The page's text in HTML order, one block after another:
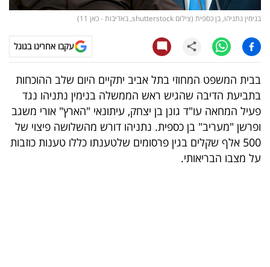
ויראלי
טלוויזיה
עסקי
ספורט
קריירה
ולימודים
בנימין נתניהו, בן כספית (צילום shutterstock, באדיבות - כאן 11)
עקבו אחרינו בגוגל
בבית המשפט המחוזי בתל אביב יתקיים היום שלב ההוכחות
בתביעת הדיבה שהגיש ראש הממשלה בנימין נתניהו נגד
פעיל המחאה עו"ד גונן בן יצחק, עיתונאי "הארץ" אורי משגב
ופרשן "מעריב" בן כספית. נתניהו דורש מהשלושה פיצוי של
500 אלף שקלים בגין פרסומים שלטענתו כללו טענות כוזבות
על מצבו הבריאותי.